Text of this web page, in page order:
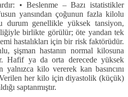
• Beslenme – Bazı istatistikler
yansından çoğunun fazla kilolu
durum genellikle yüksek tansiyon,
liğiyle birlikte görülür; öte yandan tek
has­talıkları için bir risk faktörüdür.
şişman hasta­nın normal kilosuna
Hafif ya da orta derecede yüksek
kilo vererek kan basıncını
her kilo için diyastolik (küçük)
saptanmıştır.